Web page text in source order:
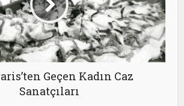
Geçen Kadın Caz
Sanatçıları